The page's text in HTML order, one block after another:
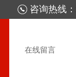
咨询热线：
在线留言